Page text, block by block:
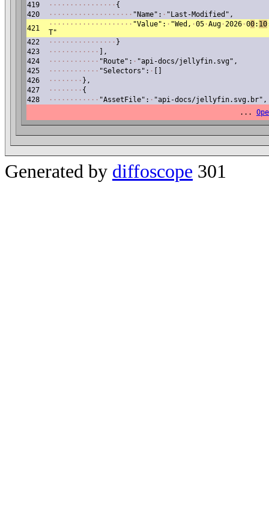
419
· · · · · · · · · · · · · · · · {
420
· · · · · · · · · · · · · · · · · · · · "Name": · "Last-Modified",
421
· · · · · · · · · · · · · · · · · · · · "Value": · "Wed, ·05 ·Aug ·2026 ·00: 10
T"
422
· · · · · · · · · · · · · · · · }
423
· · · · · · · · · · · ·
],
424
· · · · · · · · · · · · "Route": · "api-docs/jellyfin.svg",
425
· · · · · · · · · · · · "Selectors": ·
426
· · · · · · · · },
427
· · · · · · · · {
428
· · · · · · · · · · · · "AssetFile": · "api-docs/jellyfin.svg.br",
...
Generated by diffoscope 301